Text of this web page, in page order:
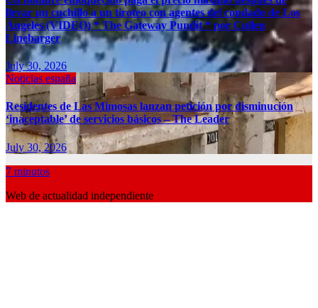
llevar un cuchillo a un tiroteo con agentes del condado de Los
Ángeles (VIDEO) * The Gateway Pundit * por Cullen
Linebarger
July 30, 2026
Noticias españa
Residentes de Las Mimosas lanzan petición por disminución
‘inaceptable’ de servicios básicos – The Leader
July 30, 2026
7 minutos
Web de actualidad independiente